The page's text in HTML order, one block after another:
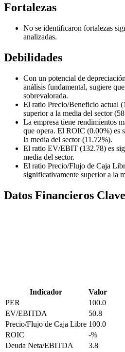
Fortalezas
No se identificaron fortalezas
analizadas.
Debilidades
Con un potencial de
análisis fundamental, sugiere
sobrevalorada.
El ratio Precio/Beneficio actual
superior a la media del sector
La empresa tiene rendimientos
que opera. El ROIC (0.00%) es
la media del sector (11.72%).
El ratio EV/EBIT (132.78) es
media del sector.
El ratio Precio/Flujo de Caja
significativamente superior a la
Datos Financieros Clave
Indicador
Valor
PER
100.0
EV/EBITDA
50.8
Precio/Flujo de Caja Libre 100.0
ROIC
-%
Deuda Neta/EBITDA
3.8